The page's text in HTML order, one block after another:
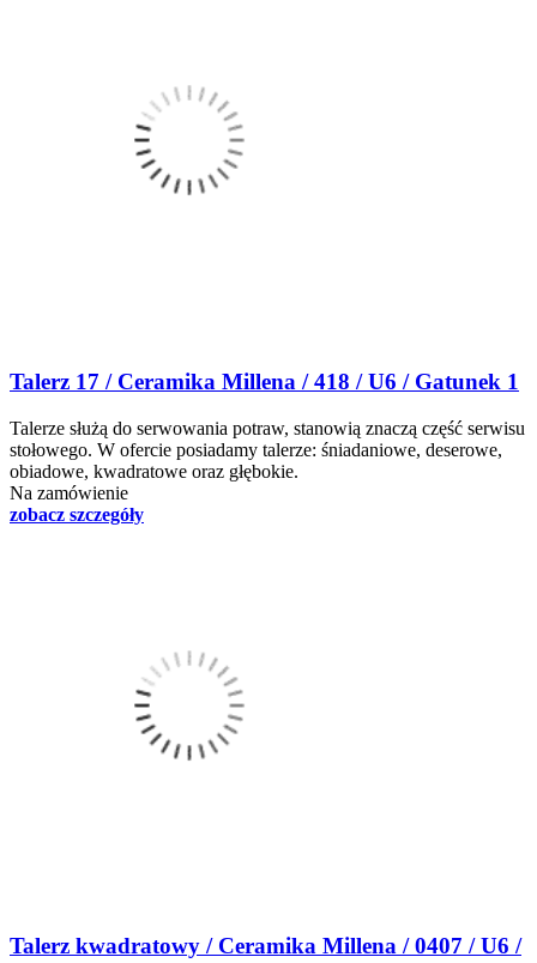
Talerz 17 / Ceramika Millena / 418 / U6 / Gatunek 1
Talerze służą do serwowania potraw, stanowią znaczą część serwisu
stołowego. W ofercie posiadamy talerze: śniadaniowe, deserowe,
obiadowe, kwadratowe oraz głębokie.
Na zamówienie
zobacz szczegóły
Talerz kwadratowy / Ceramika Millena / 0407 / U6 /